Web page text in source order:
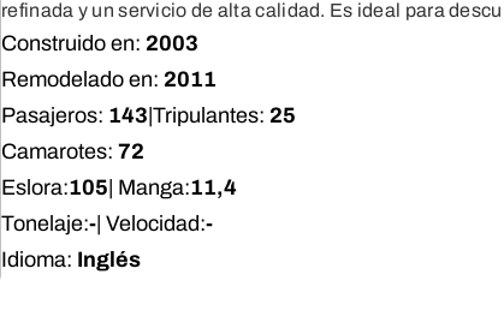
refinada y un servicio de alta calidad. Es ideal para
Construido en: 2003
Remodelado en: 2011
Pasajeros: 143 Tripulantes: 25
Camarotes: 72
Eslora:105 | Manga:11,4
Tonelaje:- | Velocidad:-
Idioma: Inglés